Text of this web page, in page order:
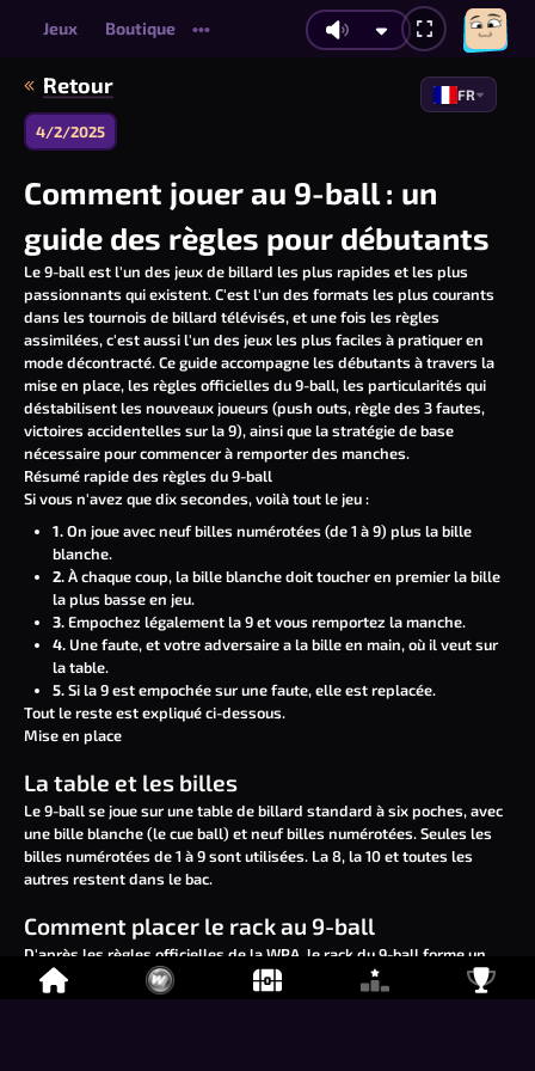
Jeux Boutique •••
Retour FR
4/2/2025
Comment jouer au 9-ball : un
guide des règles pour débutants
Le9-ballest l'un des jeux de billard les plus rapides et les plus
passionnants qui existent. C'est l'un des formats les plus courants
dans les tournois de billard télévisés, et une fois les règles
assimilées, c'est aussi l'un des jeux les plus faciles à pratiquer en
mode décontracté. Ce guide accompagne les débutants à travers la
mise en place, les règles officielles du 9-ball, les particularités qui
déstabilisent les nouveaux joueurs (push outs, règle des 3 fautes,
victoires accidentelles sur la 9), ainsi que la stratégie de base
nécessaire pour commencer à remporter des manches.
Résumé rapide des règles du 9-ball
Si vous n'avez que dix secondes, voilà tout le jeu :
1.On joue avec neuf billes numérotées (de 1 à 9) plus la bille
blanche.
2.À chaque coup, la bille blanche doit toucher en premier la bille
la plus basse en jeu.
3. Empochez légalement la 9 et vous remportez la manche.
4. Une faute, et votre adversaire a la bille en main, où il veut sur
la table.
5.Si la 9 est empochée sur une faute, elle est replacée.
Tout le reste est expliqué ci-dessous.
Mise en place
La table et les billes
Le 9-ball se joue sur une table de billard standard à six poches, avec
une bille blanche (le cue ball) et neuf billes numérotées. Seules les
billes numérotées de 1 à 9 sont utilisées. La 8, la 10 et toutes les
autres restent dans le bac.
Comment placer le rack au 9-ball
D'après les règles officielles de la WPA , le rack du 9-ball forme un
losange, pas un triangle :